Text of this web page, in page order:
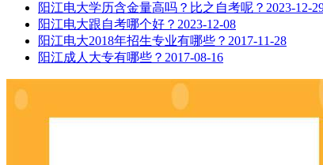
阳江电大学历含金量高吗？比之自考呢？ 2023-12-
阳江电大跟自考哪个好？ 2023-12-08
阳江电大2018年招生专业有哪些？ 2017-11-28
阳江成人大专有哪些？ 2017-08-16